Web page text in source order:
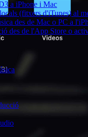
a iPhone i Mac
(fitxers d'iTunes) al
des de Mac o PC a
des de l'App Store o